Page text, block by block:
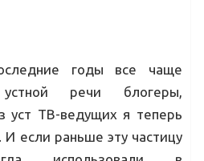
годы все чаще
речи блогеры,
уст ТВ-ведущих я теперь
если раньше эту частицу